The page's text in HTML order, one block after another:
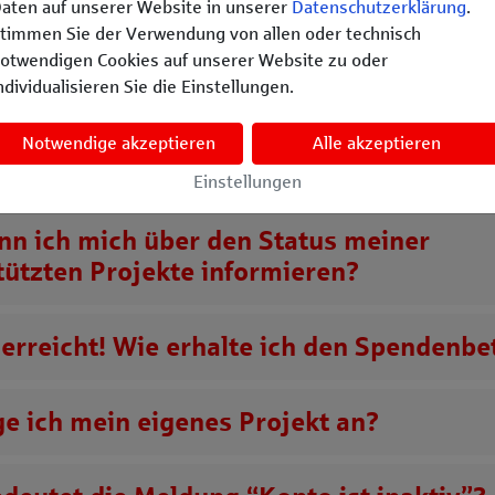
auf unserer Website in unserer Datenschutzerklärung.
Sie der Verwendung von allen oder technisch
Cookies auf unserer Website zu oder
Sie die Einstellungen.
Notwendige akzeptieren Alle akzeptieren
Einstellungen
Projekte kann ich unterstützen?
ein Ziel?
Projekte auf der Plattform
ich mich über den Status meiner
Projekte informieren?
Wie erhalte ich den
ich mein eigenes Projekt an?